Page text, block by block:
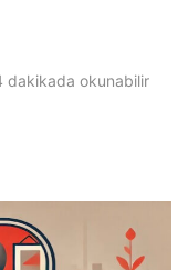
dakikada okunabilir